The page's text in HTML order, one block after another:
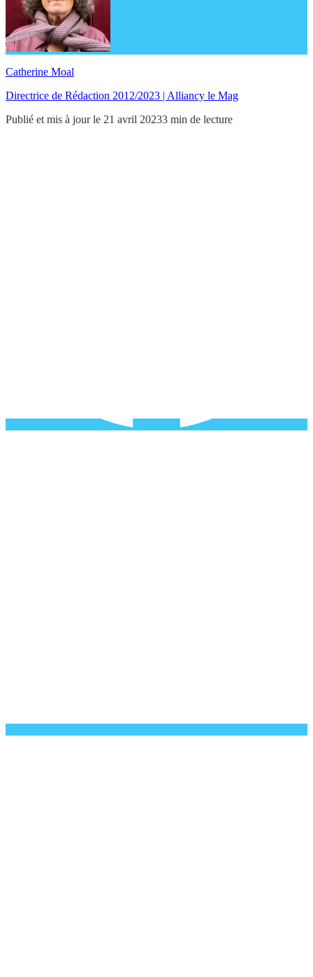
Catherine Moal
Directrice de Rédaction 2012/2023 | Alliancy le Mag
Publié et mis à jour le 21 avril 20233 min de lecture